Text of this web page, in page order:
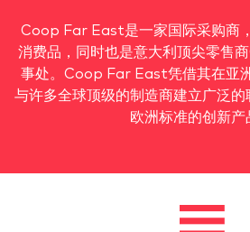
Coop Far East是一家国际采购商
消费品，同时也是意大利顶尖零售
事处。Coop Far East凭借其在亚
与许多全球顶级的制造商建立广泛
欧洲标准的创新产